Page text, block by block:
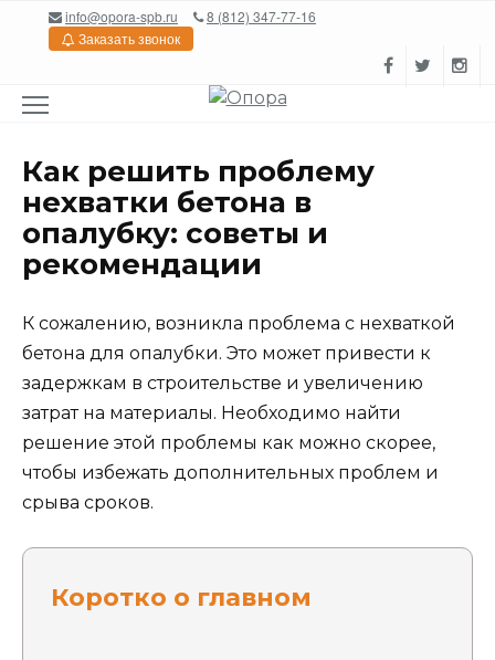
Перейтиinfo@opora-spb.ru
8 (812) 347-77-16
Заказать звонок
Как решить проблему
нехватки бетона в
опалубку: советы и
рекомендации
К сожалению, возникла проблема с нехваткой
бетона для опалубки. Это может привести к
задержкам в строительстве и увеличению
затрат на материалы. Необходимо найти
решение этой проблемы как можно скорее,
чтобы избежать дополнительных проблем и
срыва сроков.
Коротко о главном